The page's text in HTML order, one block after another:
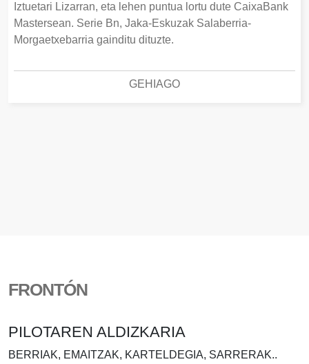
Iztuetari Lizarran, eta lehen puntua lortu dute CaixaBank
Mastersean. Serie Bn, Jaka-Eskuzak Salaberria-
Morgaetxebarria gainditu dituzte.
GEHIAGO
FRONTÓN
PILOTAREN ALDIZKARIA
BERRIAK, EMAITZAK, KARTELDEGIA, SARRERAK..